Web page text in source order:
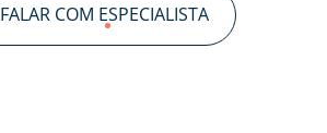
FALAR COM ESPECIALISTA